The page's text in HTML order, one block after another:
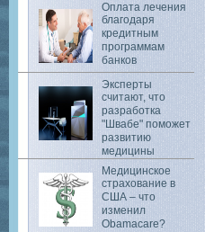
Оплата лечения
благодаря
кредитным
программам
банков
Эксперты
считают, что
разработка
"Швабе" поможет
развитию
медицины
Медицинское
страхование в
США – что
изменил
Obamacare?